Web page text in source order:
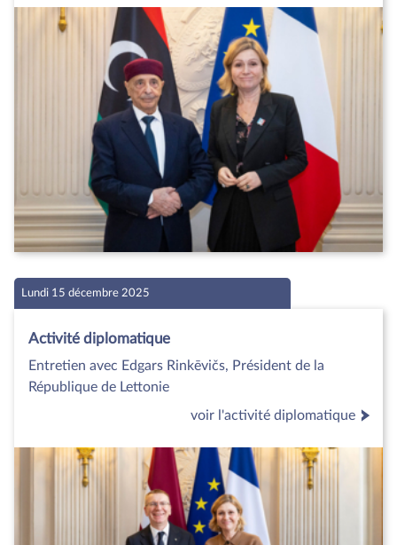
Lundi 15 décembre 2025
Activité diplomatique
Entretien avec Edgars Rinkēvičs, Président de la
République de Lettonie
voir l'activité diplomatique